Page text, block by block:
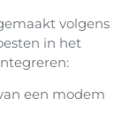
volgens
in het
een modem